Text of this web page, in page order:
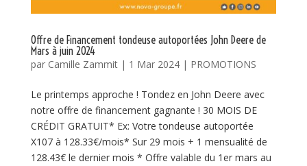
Offre de Financement tondeuse autoportées John Deere de
Mars à juin 2024
par Camille Zammit| 1 Mar 2024| PROMOTIONS
Le printemps approche ! Tondez en John Deere avec
notre offre de financement gagnante ! 30 MOIS DE
CRÉDIT GRATUIT* Ex: Votre tondeuse autoportée
X107 à 128.33€/mois* Sur 29 mois + 1 mensualité de
128.43€ le dernier mois * Offre valable du 1er mars au